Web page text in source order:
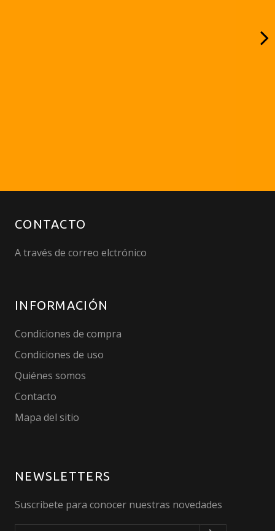
CONTACTO
A través de correo elctrónico
INFORMACIÓN
Condiciones de compra
Condiciones de uso
Quiénes somos
Contacto
Mapa del sitio
NEWSLETTERS
Suscribete para conocer nuestras novedades